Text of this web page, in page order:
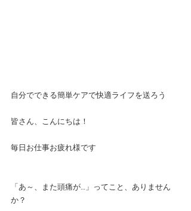
自分でできる簡単ケアで快適ライフを送ろう
皆さん、こんにちは！
毎日お仕事お疲れ様です
「あ～、また頭痛が…」ってこと、ありません
か？